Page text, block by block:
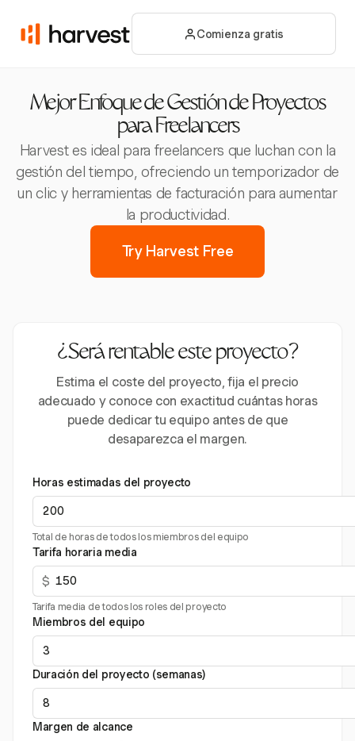
Comienza gratis
Mejor Enfoque de Gestión de Proyectos
para Freelancers
Harvest es ideal para freelancers que luchan con la
gestión del tiempo, ofreciendo un temporizador de
un clic y herramientas de facturación para aumentar
la productividad.
Try Harvest Free
¿Será rentable este proyecto?
Estima el coste del proyecto, fija el precio
adecuado y conoce con exactitud cuántas horas
puede dedicar tu equipo antes de que
desaparezca el margen.
Horas estimadas del proyecto
Total de horas de todos los miembros del equipo
Tarifa horaria media
$
Tarifa media de todos los roles del proyecto
Miembros del equipo
Duración del proyecto (semanas)
Margen de alcance